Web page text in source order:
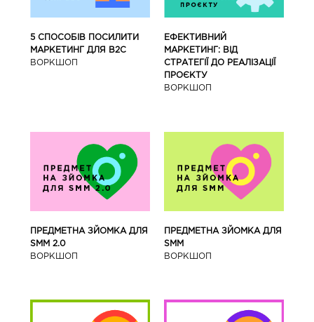
5 СПОСОБІВ ПОСИЛИТИ
МАРКЕТИНГ ДЛЯ В2С
ВОРКШОП
ЕФЕКТИВНИЙ
МАРКЕТИНГ: ВІД
СТРАТЕГІЇ ДО РЕАЛІЗАЦІЇ
ПРОЄКТУ
ВОРКШОП
ПРЕДМЕТНА ЗЙОМКА ДЛЯ
SMM 2.0
ВОРКШОП
ПРЕДМЕТНА ЗЙОМКА ДЛЯ
SMM
ВОРКШОП